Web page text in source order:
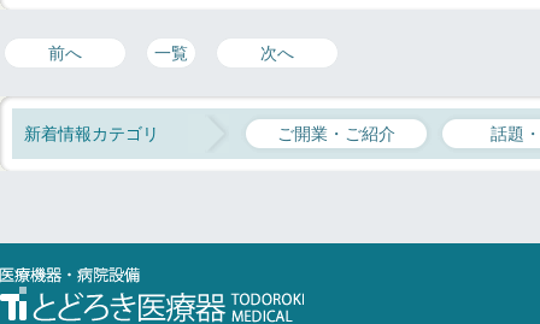
前へ 一覧 次へ
新着情報カテゴリ ご開業・ご紹介 話題